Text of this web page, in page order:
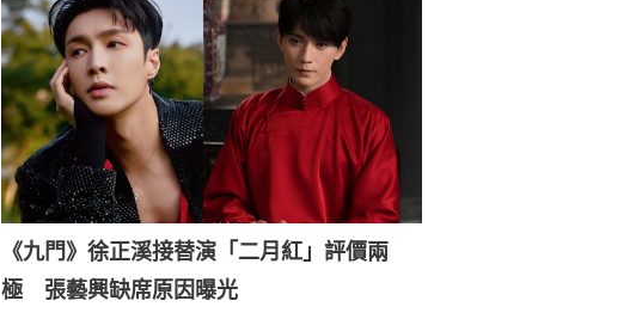
《九門》徐正溪接替演「二月紅」評價兩
極 張藝興缺席原因曝光